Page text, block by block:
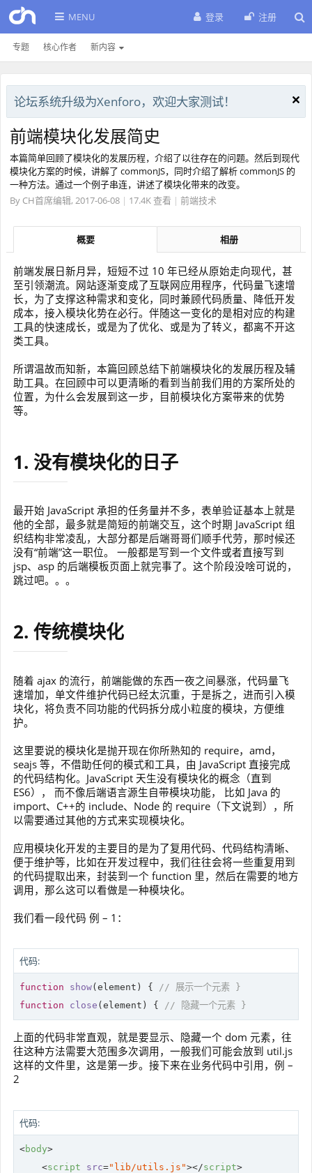
MENU
专题 核心作者 新内容
登录 注册
论坛系统升级为Xenforo，欢迎大家测试！
前端模块化发展简史
本篇简单回顾了模块化的发展历程，介绍了以往存在的问题。然后到现代
模块化方案的时候，讲解了 commonJS，同时介绍了解析 commonJS 的
一种方法。通过一个例子串连，讲述了模块化带来的改变。
By CH首席编辑, 2017-06-08 | 17.4K 查看 | 前端技术
概要 相册
前端发展日新月异，短短不过 10 年已经从原始走向现代，甚
至引领潮流。网站逐渐变成了互联网应用程序，代码量飞速增
长，为了支撑这种需求和变化，同时兼顾代码质量、降低开发
成本，接入模块化势在必行。伴随这一变化的是相对应的构建
工具的快速成长，或是为了优化、或是为了转义，都离不开这
类工具。
所谓温故而知新，本篇回顾总结下前端模块化的发展历程及辅
助工具。在回顾中可以更清晰的看到当前我们用的方案所处的
位置，为什么会发展到这一步，目前模块化方案带来的优势
等。
1. 没有模块化的日子
最开始 JavaScript 承担的任务量并不多，表单验证基本上就是
他的全部，最多就是简短的前端交互，这个时期 JavaScript 组
织结构非常凌乱，大部分都是后端哥哥们顺手代劳，那时候还
没有“前端”这一职位。 一般都是写到一个文件或者直接写到
jsp、asp 的后端模板页面上就完事了。这个阶段没啥可说的，
跳过吧。。。
2. 传统模块化
随着 ajax 的流行，前端能做的东西一夜之间暴涨，代码量飞
速增加，单文件维护代码已经太沉重，于是拆之，进而引入模
块化，将负责不同功能的代码拆分成小粒度的模块，方便维
护。
这里要说的模块化是抛开现在你所熟知的 require，amd，
seajs 等，不借助任何的模式和工具，由 JavaScript 直接完成
的代码结构化。JavaScript 天生没有模块化的概念（直到
ES6）， 而不像后端语言源生自带模块功能， 比如 Java 的
import、C++的 include、Node 的 require（下文说到），所
以需要通过其他的方式来实现模块化。
应用模块化开发的主要目的是为了复用代码、代码结构清晰、
便于维护等，比如在开发过程中，我们往往会将一些重复用到
的代码提取出来，封装到一个 function 里，然后在需要的地方
调用，那么这可以看做是一种模块化。
我们看一段代码 例 – 1：
代码:
function show( element ) {
// 展示一个元素 }
function
close ( element ) { // 隐藏一个元素 }
上面的代码非常直观，就是要显示、隐藏一个 dom 元素，往
往这种方法需要大范围多次调用，一般我们可能会放到 util.js
这样的文件里，这是第一步。接下来在业务代码中引用，例 –
2
代码:
<body>
<script src="lib/utils.js"></script>